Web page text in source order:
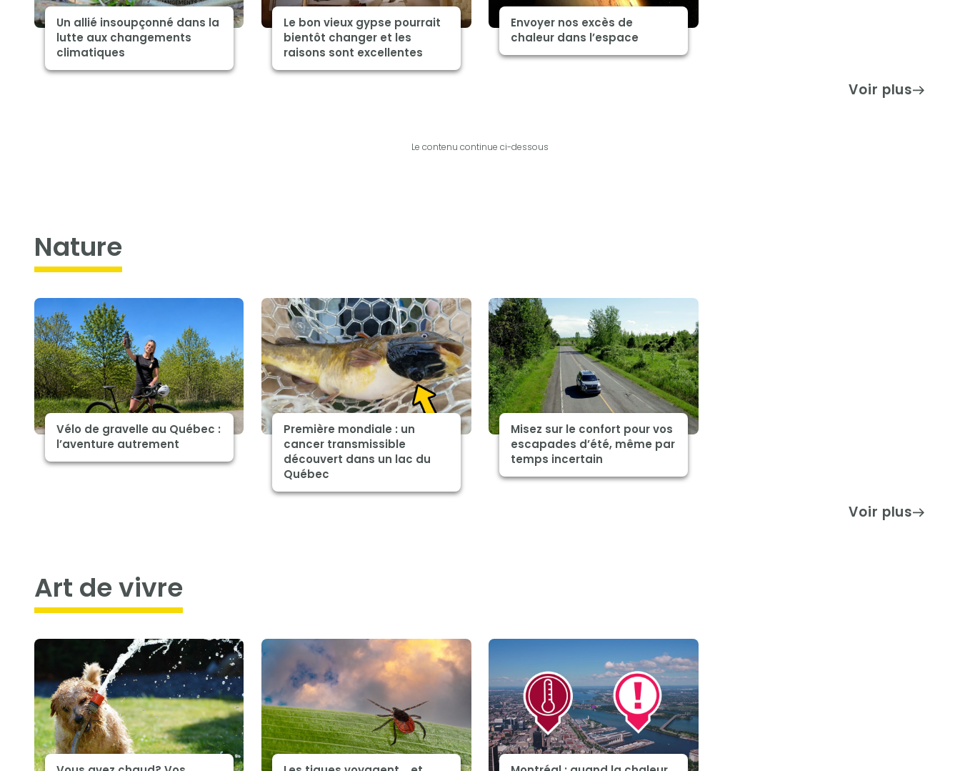
Un allié insoupçonné dans la
lutte aux changements
climatiques
Le bon vieux gypse pourrait
bientôt changer et les
raisons sont excellentes
Envoyer nos excès de
chaleur dans l’espace
Voir plus
Le contenu continue ci-dessous
nature
Vélo de gravelle au Québec :
l’aventure autrement
Première mondiale : un
cancer transmissible
découvert dans un lac du
Québec
Misez sur le confort pour vos
escapades d’été, même par
temps incertain
Voir plus
art de vivre